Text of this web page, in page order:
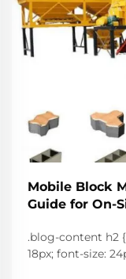
Mobile Block
Guide for On-
.blog-content h2
18px; font-size: